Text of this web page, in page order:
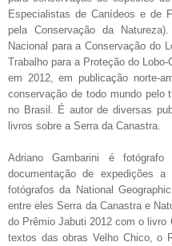
Especialistas de Canídeos e de
pela Conservação da
Nacional para a Conservação do
Trabalho para a Proteção do
em 2012, em publicação norte-
conservação de todo mundo pelo
no Brasil. É autor de diversas
livros sobre a Serra da Canastra.
Adriano Gambarini é
documentação de expedições
fotógrafos da National
entre eles Serra da Canastra e
do Prêmio Jabuti 2012 com o
textos das obras Velho Chico, o